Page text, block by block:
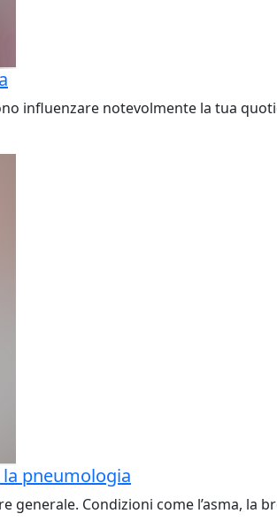
influenzare notevolmente la tua
pneumologia
Condizioni come l’asma, la